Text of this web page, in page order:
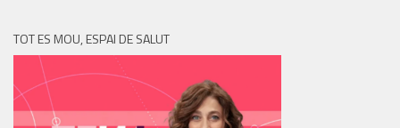
TOT ES MOU, ESPAI DE SALUT